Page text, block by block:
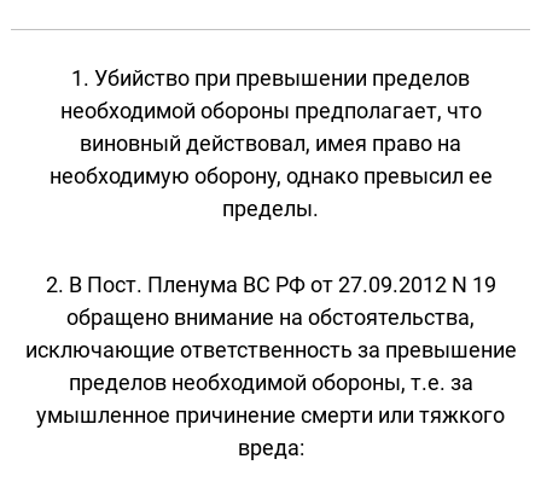
1. Убийство при превышении пределов
необходимой обороны предполагает, что
виновный действовал, имея право на
необходимую оборону, однако превысил ее
пределы.
2. В Пост. Пленума ВС РФ от 27.09.2012 N 19
обращено внимание на обстоятельства,
исключающие ответственность за превышение
пределов необходимой обороны, т.е. за
умышленное причинение смерти или тяжкого
вреда: